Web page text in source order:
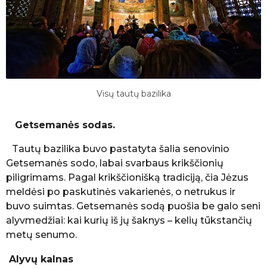
Visų tautų bazilika
Getsemanės sodas.
Tautų bazilika buvo pastatyta šalia senovinio
Getsemanės sodo, labai svarbaus krikščionių
piligrimams. Pagal krikščionišką tradiciją, čia Jėzus
meldėsi po paskutinės vakarienės, o netrukus ir
buvo suimtas. Getsemanės sodą puošia be galo seni
alyvmedžiai: kai kurių iš jų šaknys – kelių tūkstančių
metų senumo.
Alyvų kalnas